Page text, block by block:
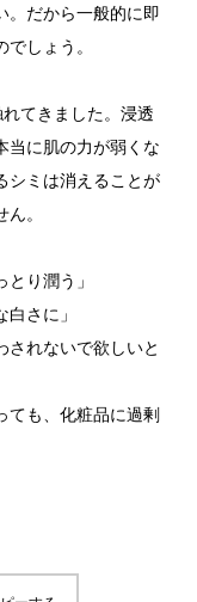
。だから一般的に即
しょう。
てきました。浸透
当に肌の力が弱くな
シミは消えることが
。
り潤う」
さに」
されないで欲しいと
ても、化粧品に過剰